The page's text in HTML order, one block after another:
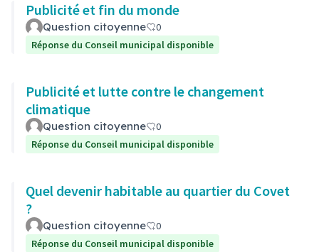
Publicité et fin du monde
Question citoyenne
0
Réponse du Conseil municipal disponible
Publicité et lutte contre le changement
climatique
Question citoyenne
0
Réponse du Conseil municipal disponible
Quel devenir habitable au quartier du Covet
?
Question citoyenne
0
Réponse du Conseil municipal disponible